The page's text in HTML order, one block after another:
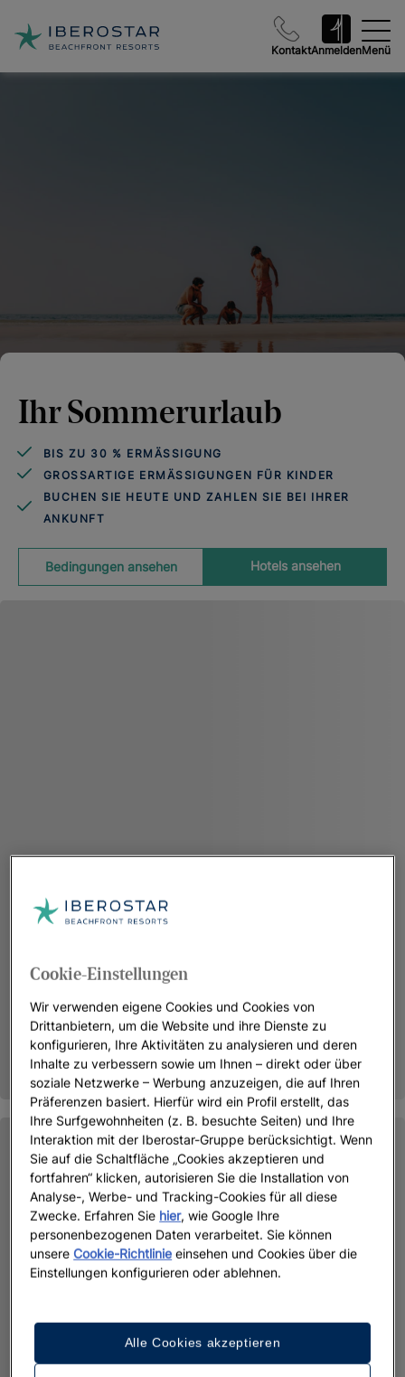
KontaktAnmeldenMenü
Ihr Sommerurlaub
BIS ZU 30 % ERMÄSSIGUNG
GROSSARTIGE ERMÄSSIGUNGEN FÜR KINDER
BUCHEN SIE HEUTE UND ZAHLEN SIE BEI IHRER
ANKUNFT
Hotels ansehen
Bedingungen ansehen
Cookie-Einstellungen
Wir verwenden eigene Cookies und Cookies von
Drittanbietern, um die Website und ihre Dienste zu
konfigurieren, Ihre Aktivitäten zu analysieren und deren
Inhalte zu verbessern sowie um Ihnen – direkt oder über
soziale Netzwerke – Werbung anzuzeigen, die auf Ihren
Präferenzen basiert. Hierfür wird ein Profil erstellt, das
Ihre Surfgewohnheiten (z. B. besuchte Seiten) und Ihre
Interaktion mit der Iberostar-Gruppe berücksichtigt. Wenn
Sie auf die Schaltfläche „Cookies akzeptieren und
fortfahren“ klicken, autorisieren Sie die Installation von
Analyse-, Werbe- und Tracking-Cookies für all diese
Zwecke. Erfahren Sie hier, wie Google Ihre
personenbezogenen Daten verarbeitet. Sie können
unsereCookie-Richtlinie einsehen und Cookies über die
Einstellungen konfigurieren oder ablehnen.
Alle Cookies akzeptieren